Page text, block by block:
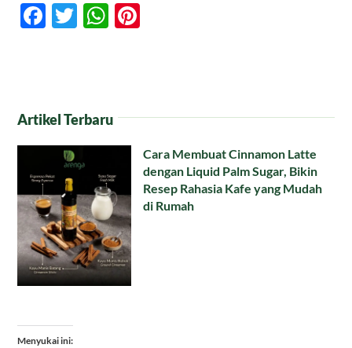
Facebook
TwitterWhatsApp
Artikel Terbaru
Cara Membuat Cinnamon Latte
dengan Liquid Palm Sugar, Bikin
Resep Rahasia Kafe yang Mudah
di Rumah
Menyukai ini: